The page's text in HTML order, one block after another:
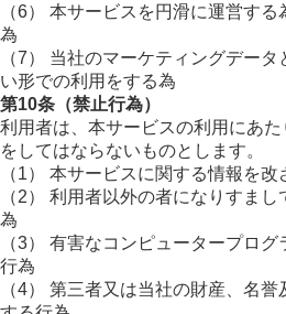
（6） 本サービスを円滑に運営す
為
（7） 当社のマーケティングデー
い形での利用をする為
第10条（禁止行為）
利用者は、本サービスの利用にあ
をしてはならないものとします。
（1） 本サービスに関する情報を改
（2） 利用者以外の者になりすま
為
（3） 有害なコンピュータープロ
行為
（4） 第三者又は当社の財産、名